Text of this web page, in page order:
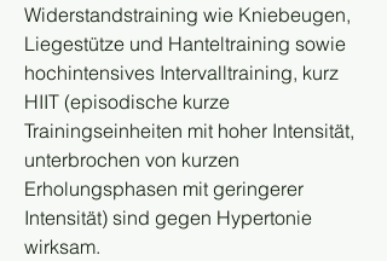
Widerstandstraining wie Kniebeugen,
Liegestütze und Hanteltraining sowie
hochintensives Intervalltraining, kurz
HIIT (episodische kurze
Trainingseinheiten mit hoher Intensität,
unterbrochen von kurzen
Erholungsphasen mit geringerer
Intensität) sind gegen Hypertonie
wirksam.